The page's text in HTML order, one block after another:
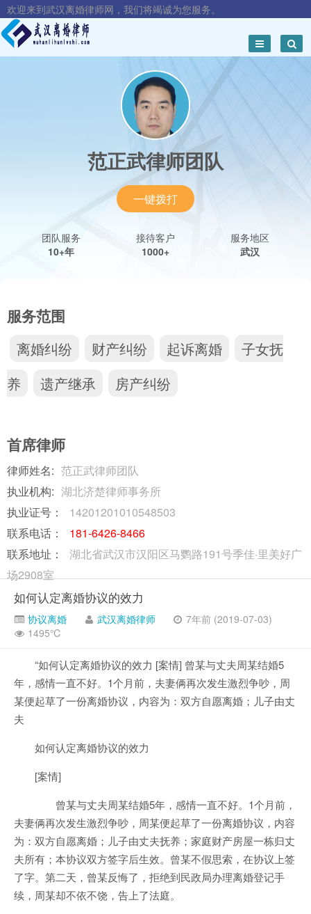
欢迎来到武汉离婚律师网，我们将竭诚为您服务。
范正武律师团队
一键拨打
团队服务
10+年
接待客户
1000+
服务地区
武汉
服务范围
离婚纠纷 财产纠纷 起诉离婚
子女抚
养
遗产继承 房产纠纷
首席律师
律师姓名: 范正武律师团队
执业机构: 湖北济楚律师事务所
执业证号：
14201201010548503
联系电话：
181-6426-8466
联系地址：
湖北省武汉市汉阳区马鹦路191号季佳·里美好广
场2908室
如何认定离婚协议的效力
协议离婚 武汉离婚律师
7年前 (2019-07-03)
1495℃
“如何认定离婚协议的效力 [案情] 曾某与丈夫周某结婚5
年，感情一直不好。1个月前，夫妻俩再次发生激烈争吵，周
某便起草了一份离婚协议，内容为：双方自愿离婚；儿子由丈
夫
如何认定离婚协议的效力
[案情]
曾某与丈夫周某结婚5年，感情一直不好。1个月前，
夫妻俩再次发生激烈争吵，周某便起草了一份离婚协议，内容
为：双方自愿离婚；儿子由丈夫抚养；家庭财产房屋一栋归丈
夫所有；本协议双方签字后生效。曾某不假思索，在协议上签
了字。第二天，曾某反悔了，拒绝到民政局办理离婚登记手
续，周某却不依不饶，告上了法庭。